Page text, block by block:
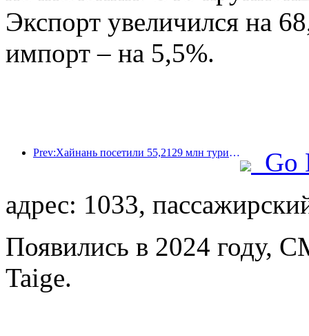
Экспорт увеличился на
импорт – на 5,5%.
Prev:Хайнань посетили 55,2129 млн туристов в первой половине года.
Go
адрес: 1033,
Появились в 2024 году,
Taige.